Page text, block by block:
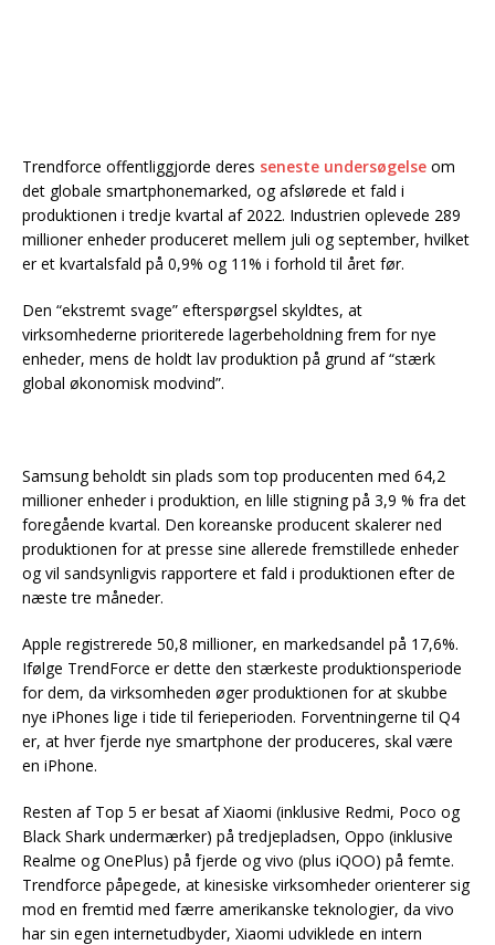
Trendforce offentliggjorde deres seneste undersøgelse om
det globale smartphonemarked, og afslørede et fald i
produktionen i tredje kvartal af 2022. Industrien oplevede 289
millioner enheder produceret mellem juli og september, hvilket
er et kvartalsfald på 0,9% og 11% i forhold til året før.
Den “ekstremt svage” efterspørgsel skyldtes, at
virksomhederne prioriterede lagerbeholdning frem for nye
enheder, mens de holdt lav produktion på grund af “stærk
global økonomisk modvind”.
Samsung beholdt sin plads som top producenten med 64,2
millioner enheder i produktion, en lille stigning på 3,9 % fra det
foregående kvartal. Den koreanske producent skalerer ned
produktionen for at presse sine allerede fremstillede enheder
og vil sandsynligvis rapportere et fald i produktionen efter de
næste tre måneder.
Apple registrerede 50,8 millioner, en markedsandel på 17,6%.
Ifølge TrendForce er dette den stærkeste produktionsperiode
for dem, da virksomheden øger produktionen for at skubbe
nye iPhones lige i tide til ferieperioden. Forventningerne til Q4
er, at hver fjerde nye smartphone der produceres, skal være
en iPhone.
Resten af Top 5 er besat af Xiaomi (inklusive Redmi, Poco og
Black Shark undermærker) på tredjepladsen, Oppo (inklusive
Realme og OnePlus) på fjerde og vivo (plus iQOO) på femte.
Trendforce påpegede, at kinesiske virksomheder orienterer sig
mod en fremtid med færre amerikanske teknologier, da vivo
har sin egen internetudbyder, Xiaomi udviklede en intern